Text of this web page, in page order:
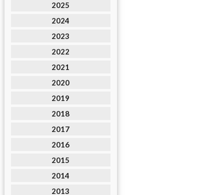
2025
2024
2023
2022
2021
2020
2019
2018
2017
2016
2015
2014
2013